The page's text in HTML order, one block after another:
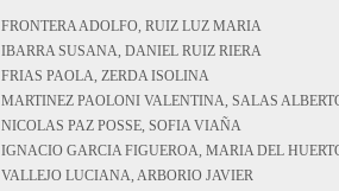
FRONTERA ADOLFO, RUIZ LUZ MARIA
IBARRA SUSANA, DANIEL RUIZ RIERA
FRIAS PAOLA, ZERDA ISOLINA
MARTINEZ PAOLONI VALENTINA, SALAS
NICOLAS PAZ POSSE, SOFIA VIAÑA
IGNACIO GARCIA FIGUEROA, MARIA DEL
VALLEJO LUCIANA, ARBORIO JAVIER